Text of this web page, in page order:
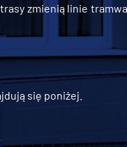
zmienią linie
się poniżej.